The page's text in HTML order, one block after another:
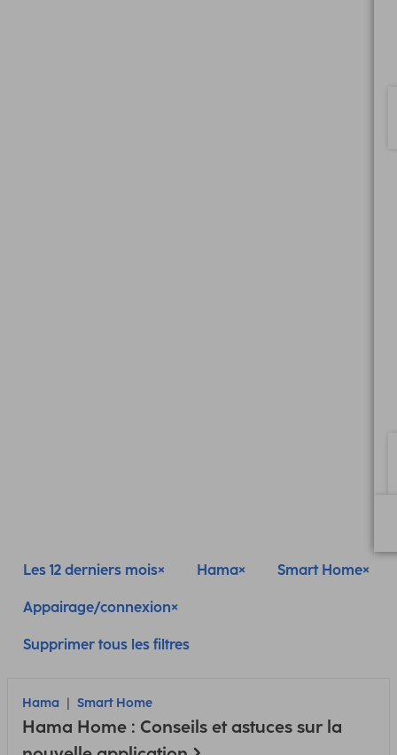
Les 12 derniers mois Hama Smart Home
Appairage/connexion
Supprimer tous les filtres
Hama Smart Home
Hama Home : Conseils et astuces sur la